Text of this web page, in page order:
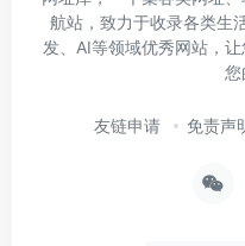
航站，致力于收录各类生
发、AI等领域优秀网站，
您
友链申请 免责声